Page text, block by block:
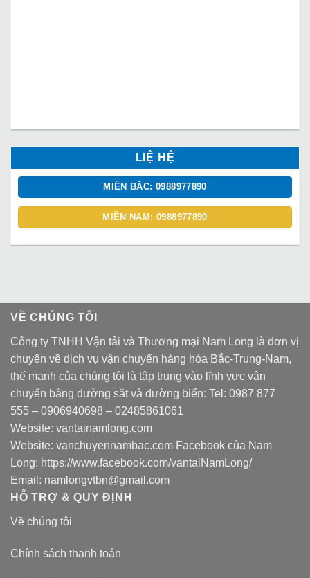
LIỆ HỆ
MIỀN BẮC: 0988977890
MIỀN NAM: 0988977890
VỀ CHÚNG TÔI
Công ty TNHH Vận tải và Thương mại Nam Long là đơn vị
chuyên về dịch vụ vận chuyển hàng hóa Bắc-Trung-Nam,
thế mạnh của chúng tôi là tập trung vào lĩnh vực vận
chuyển bằng đường sắt và đường biển: Tel: 0987 877
555 – 0906940698 – 02485861061
Website: vantainamlong.com
Website: vanchuyennambac.com Facebook của Nam
Long: https://www.facebook.com/vantaiNamLong/
Email: namlongvtbn@gmail.com
HỖ TRỢ & QUY ĐỊNH
Về chúng tôi
Chính sách thanh toán